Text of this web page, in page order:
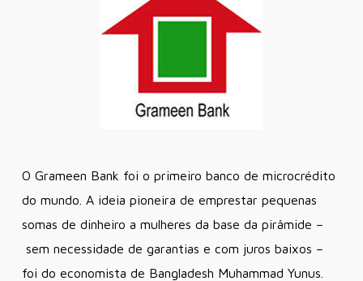
O Grameen Bank foi o primeiro banco de microcrédito
do mundo. A ideia pioneira de emprestar pequenas
somas de dinheiro a mulheres da base da pirâmide –
sem necessidade de garantias e com juros baixos –
foi do economista de Bangladesh Muhammad Yunus.